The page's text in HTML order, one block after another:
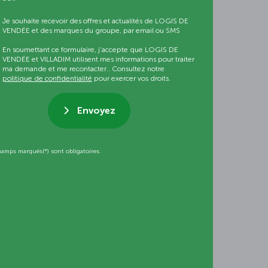
Je souhaite recevoir des offres et actualités de LOGIS DE
VENDÉE et des marques du groupe, par email ou SMS
En soumettant ce formulaire, j’accepte que LOGIS DE
VENDÉE et VILLADIM utilisent mes informations pour traiter
ma demande et me recontacter.. Consultez notre
politique de confidentialité pour exercer vos droits.
Envoyez
marqués(*) sont obligatoires.